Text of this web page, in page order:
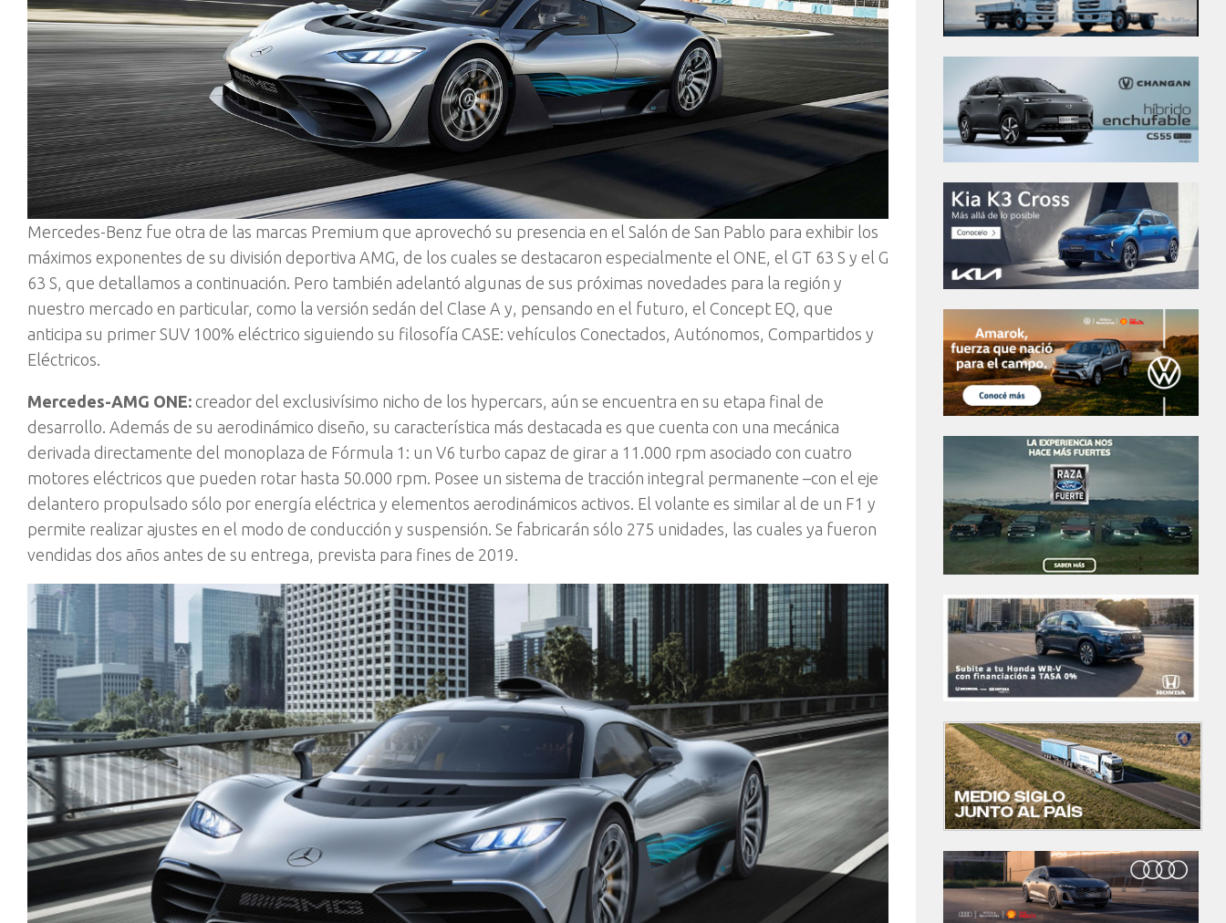
Mercedes-Benz fue otra de las marcas Premium que aprovechó su presencia en el Salón de San Pablo para exhibir los
máximos exponentes de su división deportiva AMG, de los cuales se destacaron especialmente el ONE, el GT 63 S y el G
63 S, que detallamos a continuación. Pero también adelantó algunas de sus próximas novedades para la región y
nuestro mercado en particular, como la versión sedán del Clase A y, pensando en el futuro, el Concept EQ, que
anticipa su primer SUV 100% eléctrico siguiendo su filosofía CASE: vehículos Conectados, Autónomos, Compartidos y
Eléctricos.
Mercedes-AMG ONE: creador del exclusivísimo nicho de los hypercars, aún se encuentra en su etapa final de
desarrollo. Además de su aerodinámico diseño, su característica más destacada es que cuenta con una mecánica
derivada directamente del monoplaza de Fórmula 1: un V6 turbo capaz de girar a 11.000 rpm asociado con cuatro
motores eléctricos que pueden rotar hasta 50.000 rpm. Posee un sistema de tracción integral permanente –con el eje
delantero propulsado sólo por energía eléctrica y elementos aerodinámicos activos. El volante es similar al de un F1 y
permite realizar ajustes en el modo de conducción y suspensión. Se fabricarán sólo 275 unidades, las cuales ya fueron
vendidas dos años antes de su entrega, prevista para fines de 2019.